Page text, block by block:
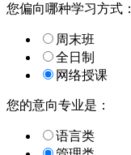
您偏向哪种学习方式：
周末班
全日制
网络授课
您的意向专业是：
语言类